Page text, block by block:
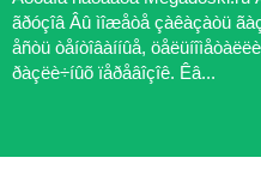
ãðóçîâ Âû ìîæåòå çàêàçàòü
åñòü òåíòîâàííûå,
ðàçëè÷íûõ ïåðåâîçîê. Êâ...